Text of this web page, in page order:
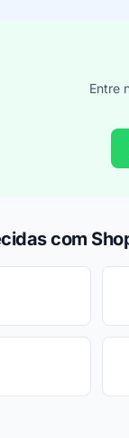
Entre
com